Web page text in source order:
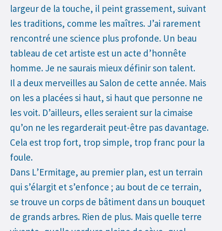
largeur de la touche, il peint grassement, suivant
les traditions, comme les maîtres. J’ai rarement
rencontré une science plus profonde. Un beau
tableau de cet artiste est un acte d’honnête
homme. Je ne saurais mieux définir son talent.
Il a deux merveilles au Salon de cette année. Mais
on les a placées si haut, si haut que personne ne
les voit. D’ailleurs, elles seraient sur la cimaise
qu’on ne les regarderait peut-être pas davantage.
Cela est trop fort, trop simple, trop franc pour la
foule.
Dans L’Ermitage, au premier plan, est un terrain
qui s’élargit et s’enfonce ; au bout de ce terrain,
se trouve un corps de bâtiment dans un bouquet
de grands arbres. Rien de plus. Mais quelle terre